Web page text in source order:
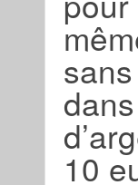
10